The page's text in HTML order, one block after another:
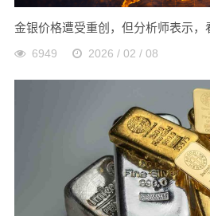
金银价格遭受重创，但分析师表示，
6949 2026 / 02 / 08